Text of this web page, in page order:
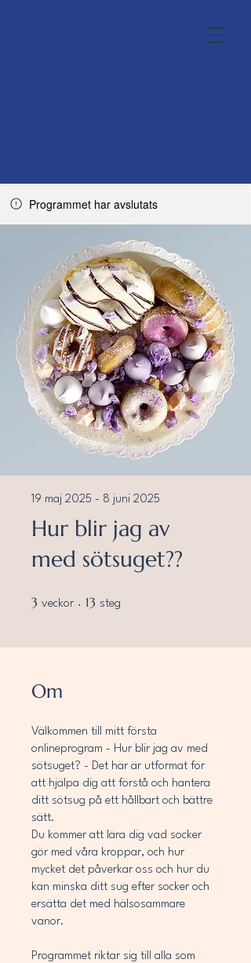
Programmet har avslutats
Hur blir jag av
med sötsuget??
19 maj 2025 - 8 juni 2025
3 veckor
3 veckor
13 steg
Om
Välkommen till mitt första
onlineprogram - Hur blir jag av med
sötsuget? - Det här är utformat för
att hjälpa dig att förstå och hantera
ditt sötsug på ett hållbart och bättre
sätt.
Du kommer att lära dig vad socker
gör med våra kroppar, och hur
mycket det påverkar oss och hur du
kan minska ditt sug efter socker och
ersätta det med hälsosammare
vanor.
Programmet riktar sig till alla som